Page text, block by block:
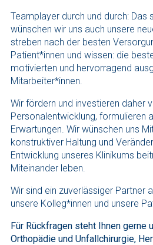
Teamplayer durch und durch: Das
wünschen wir uns auch unsere
streben nach der besten
Patient*innen und wissen: die
motivierten und hervorragend
Mitarbeiter*innen.
Wir fördern und investieren daher
Personalentwicklung, formulieren
Erwartungen. Wir wünschen uns
konstruktiver Haltung und
Entwicklung unseres Klinikums
Miteinander leben.
Wir sind ein zuverlässiger Partner
unsere Kolleg*innen und unsere
Für Rückfragen steht Ihnen gerne
Orthopädie und Unfallchirurgie,